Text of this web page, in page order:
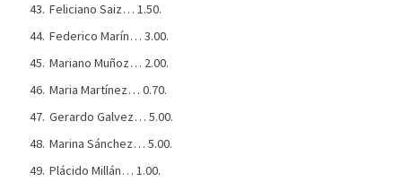
Feliciano Saiz… 1.50.
Federico Marín… 3.00.
Mariano Muñoz… 2.00.
Maria Martínez… 0.70.
Gerardo Galvez… 5.00.
Marina Sánchez… 5.00.
Plácido Millán… 1.00.